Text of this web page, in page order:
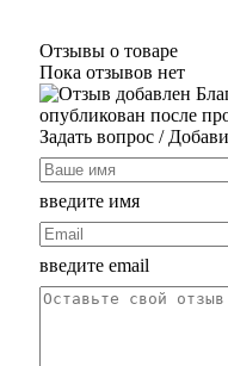
Отзывы о товаре
Пока отзывов нет
опубликован после
Задать вопрос/
введите имя
введите email